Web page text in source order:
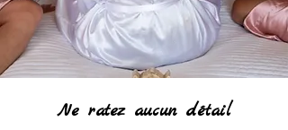
Ne ratez aucun détail